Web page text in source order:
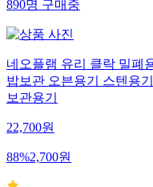
890명구매중
네오플램 유리 클락 밀폐
밥보관 오븐용기 스텐용
보관용기
22,700원
88%2,700원